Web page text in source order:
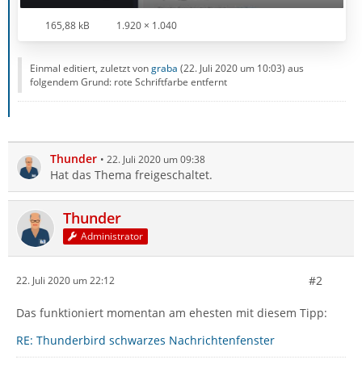
165,88 kB 1.920 × 1.040
Einmal editiert, zuletzt vongraba (22. Juli 2020 um 10:03) aus
folgendem Grund: rote Schriftfarbe entfernt
Thunder 22. Juli 2020 um 09:38
Hat das Thema freigeschaltet.
Thunder
Administrator
22. Juli 2020 um 22:12 #2
Das funktioniert momentan am ehesten mit diesem Tipp:
RE: Thunderbird schwarzes Nachrichtenfenster